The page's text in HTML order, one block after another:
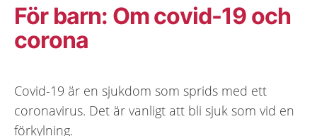
För barn: Om covid-19 och
corona
Covid-19 är en sjukdom som sprids med ett
coronavirus. Det är vanligt att bli sjuk som vid en
förkylning.